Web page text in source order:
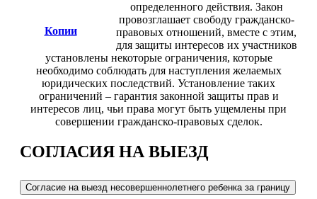
Копии
определенного действия. Закон
провозглашает свободу гражданско-
правовых отношений, вместе с этим,
для защиты интересов их участников
установлены некоторые ограничения, которые
необходимо соблюдать для наступления желаемых
юридических последствий. Установление таких
ограничений – гарантия законной защиты прав и
интересов лиц, чьи права могут быть ущемлены при
совершении гражданско-правовых сделок.
СОГЛАСИЯ НА ВЫЕЗД
Согласие на выезд несовершеннолетнего ребенка за границу